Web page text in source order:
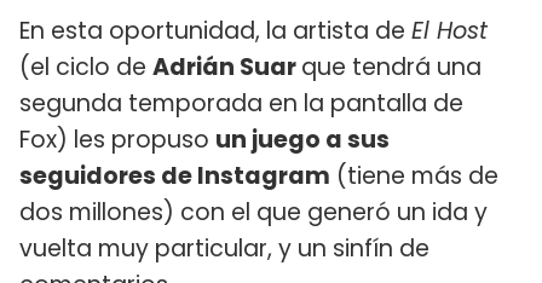
En esta oportunidad, la artista de El Host
(el ciclo de Adrián Suarque tendrá una
segunda temporada en la pantalla de
Fox) les propuso un juego a sus
seguidores de Instagram (tiene más de
dos millones) con el que generó un ida y
vuelta muy particular, y un sinfín de